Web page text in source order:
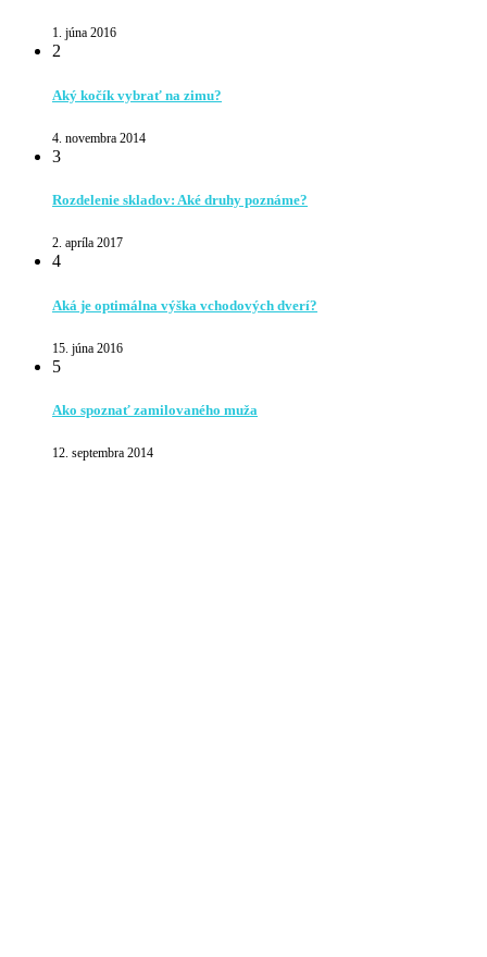
1. júna 2016
2
Aký kočík vybrať na zimu?
4. novembra 2014
3
Rozdelenie skladov: Aké druhy poznáme?
2. apríla 2017
4
Aká je optimálna výška vchodových dverí?
15. júna 2016
5
Ako spoznať zamilovaného muža
12. septembra 2014